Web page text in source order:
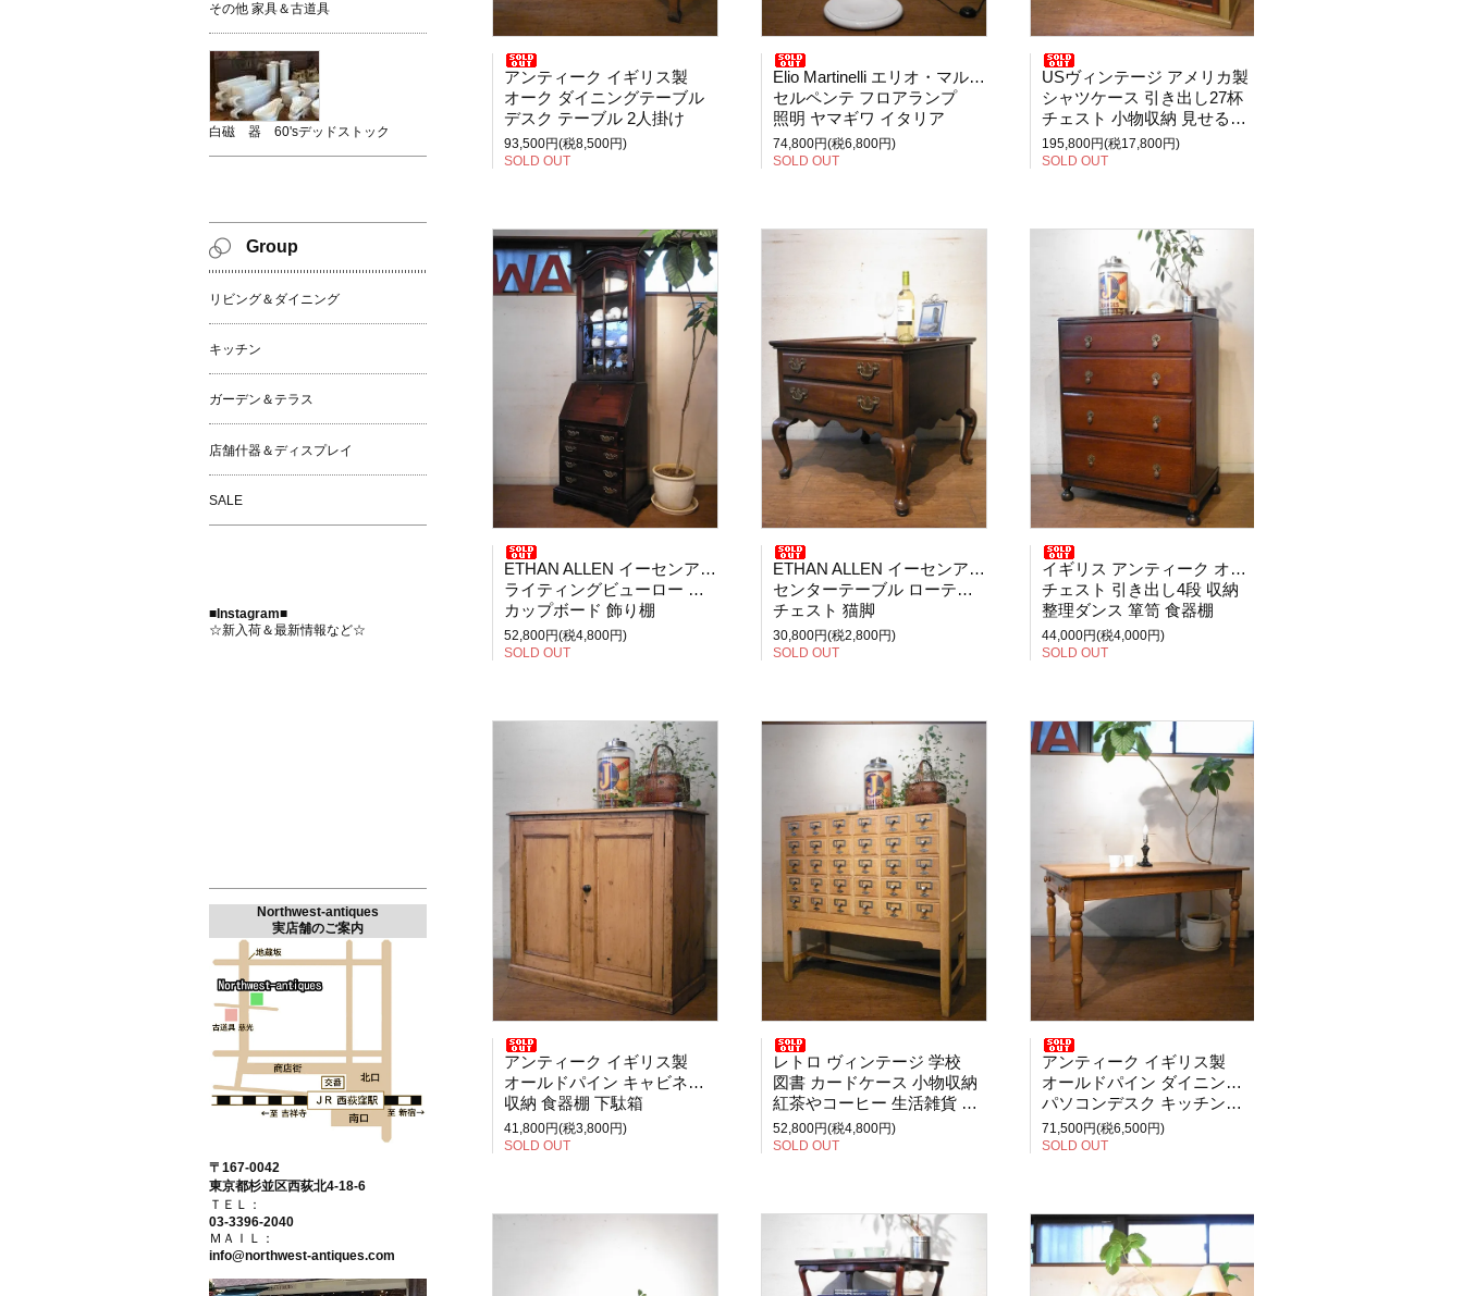
アンティーク イギリス製
オーク ダイニングテーブル
デスク テーブル 2人掛け
93,500円(税8,500円)
SOLD OUT
Elio Martinelli エリオ・マルティネリ
セルペンテ フロアランプ
照明 ヤマギワ イタリア
74,800円(税6,800円)
SOLD OUT
USヴィンテージ アメリカ製
シャツケース 引き出し27杯
チェスト 小物収納 見せる収納
195,800円(税17,800円)
SOLD OUT
ETHAN ALLEN イーセンアーレン
ライティングビューロー デスク
カップボード 飾り棚
52,800円(税4,800円)
SOLD OUT
ETHAN ALLEN イーセンアーレン
センターテーブル ローテーブル
チェスト 猫脚
30,800円(税2,800円)
SOLD OUT
イギリス アンティーク オーク
チェスト 引き出し4段 収納
整理ダンス 箪笥 食器棚
44,000円(税4,000円)
SOLD OUT
アンティーク イギリス製
オールドパイン キャビネット
収納 食器棚 下駄箱
41,800円(税3,800円)
SOLD OUT
レトロ ヴィンテージ 学校
図書 カードケース 小物収納
紅茶やコーヒー 生活雑貨 カフェ
52,800円(税4,800円)
SOLD OUT
アンティーク イギリス製
オールドパイン ダイニングテーブル
パソコンデスク キッチンテーブル 作業台
71,500円(税6,500円)
SOLD OUT
その他 家具＆古道具
白磁 器 60'sデッドストック
Group
リビング＆ダイニング
キッチン
ガーデン＆テラス
店舗什器＆ディスプレイ
SALE
■Instagram■
☆新入荷＆最新情報など☆
Northwest-antiques
実店舗のご案内
〒167-0042
東京都杉並区西荻北4-18-6
ＴＥＬ：
03-3396-2040
ＭＡＩＬ：
info@northwest-antiques.com